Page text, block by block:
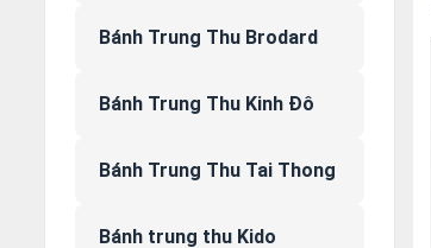
Bánh Trung Thu Brodard
Bánh Trung Thu Kinh Đô
Bánh Trung Thu Tai Thong
Bánh trung thu Kido